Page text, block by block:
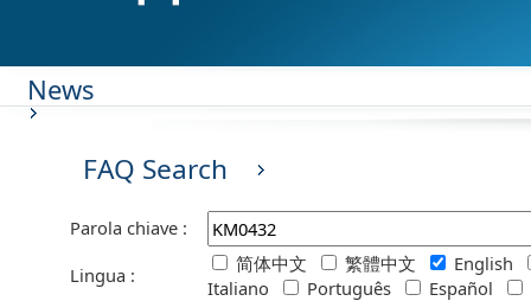
News
FAQ Search
Parola chiave :
Lingua :
简体中文 繁體中文
English
Italiano
Português Español